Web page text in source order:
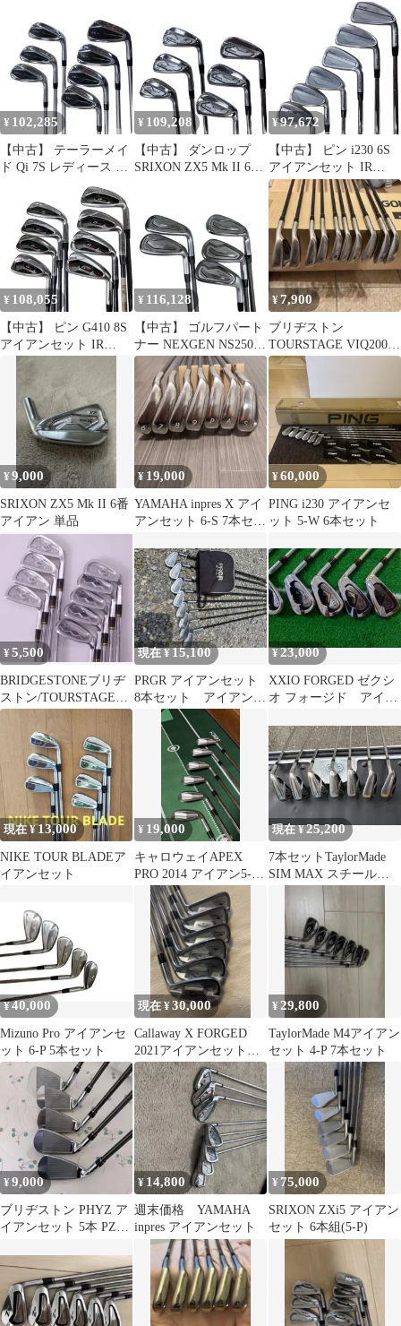
5S アイアンセット IR
CBT-624I (フレックス
S) メンズ 男性用 右利
き 右用 Cランク ゴルフ
特注シャフト (フレッ
クスS) メンズ 男性用
右利き 右用 Cランク ゴ
ルフクラブ
ット IR Diamana FOR
PRGR(2022 IR) (フレッ
クスSR) メンズ 男性用
右利き 右用 Cランク ゴ
ルフクラブ
¥ 102,285
【中古】 テーラーメイ
ド Qi 7S レディース ア
イアンセット IR
ELDIO TM40(Qi IR) (フ
レックスL) レディース
女性用 右利き 右用 Cラ
ンク ゴルフクラブ
¥ 109,208
【中古】 ダンロップ
SRIXON ZX5 Mk II 6S
クスX) メンズ 男性用
右利き 右用 Cランク ゴ
ルフクラブ
¥97,672
【中古】 ピン i230 6S
アイアンセット IR
Dynamic Gold (フレック
スS) メンズ 男性用 右
利き 右用 Cランク ゴル
フクラブ
¥ 108,055
【中古】 ピン G410 8S
アイアンセット IR
ALTA J CB RED(IR) (フ
レックスSR) メンズ 男
性用 右利き 右用 Cラン
ク ゴルフクラブ
¥ 116,128
【中古】 ゴルフパート
ナー NEXGEN NS250
5S アイアンセット IR
NS250-I (フレックスそ
の他) メンズ 男性用 右
利き 右用 Cランク ゴル
フクラブ
¥7,900
ブリヂストン
TOURSTAGE VIQ2006
アイアン10本セット 3-
¥9,000
SRIXON ZX5 Mk II 6番
アイアン 単品
¥ 19,000
YAMAHA inpres X アイ
アンセット 6-S 7本セッ
¥60,000
PING i230 アイアンセ
ット 5-W 6本セット
¥5,500
BRIDGESTONEブリヂ
ストン/TOURSTAGE
MR-23 FORGED
現在 ¥15,100
PRGR アイアンセット
8本セット アイアンカ
バー付き
¥23,000
XXIO FORGED ゼクシ
オ フォージド アイア
現在 ¥13,000
NIKE TOUR BLADEア
イアンセット
¥ 19,000
キャロウェイAPEX
PRO 2014 アイアン5-P
N.S PRO950GH
現在 ¥25,200
7本セットTaylorMade
SIM MAX スチールシ
ャフト アイアン6-S
¥40,000
Mizuno Pro アイアンセ
ット 6-P 5本セット
現在 ¥30,000
Callaway X FORGED
2021アイアンセット
5〜P
¥29,800
TaylorMade M4アイアン
セット 4-P 7本セット
¥9,000
ブリヂストン PHYZ ア
イアンセット 5本 PZ-
¥ 14,800
週末価格 YAMAHA
inpres アイアンセット
¥ 75,000
SRIXON ZXi5 アイアン
セット 6本組(5-P)